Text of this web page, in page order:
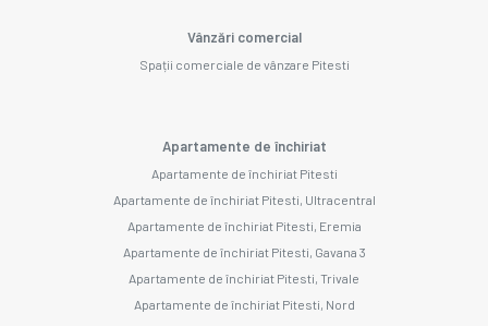
Vânzări comercial
Spații comerciale de vânzare Pitesti
Apartamente de închiriat
Apartamente de închiriat Pitesti
Apartamente de închiriat Pitesti, Ultracentral
Apartamente de închiriat Pitesti, Eremia
Apartamente de închiriat Pitesti, Gavana 3
Apartamente de închiriat Pitesti, Trivale
Apartamente de închiriat Pitesti, Nord